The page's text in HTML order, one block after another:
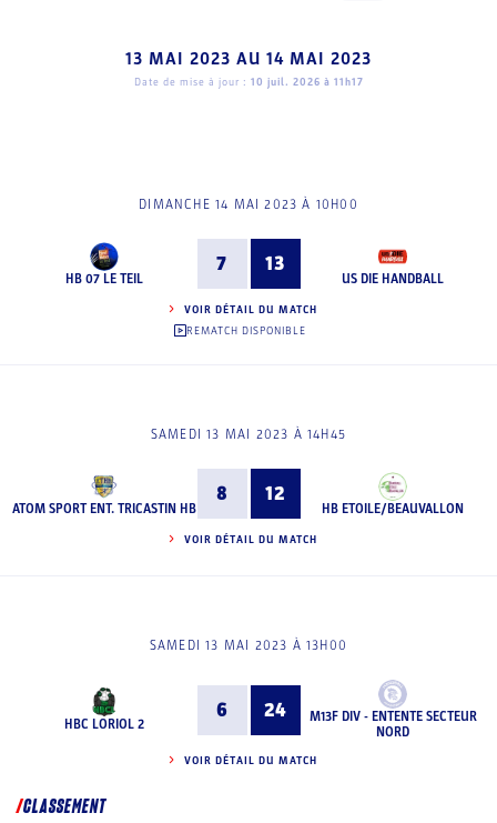
13 MAI 2023 AU 14 MAI 2023
Date de mise à jour : 10 juil. 2026 à 11h17
DIMANCHE 14 MAI 2023 À 10H00
HB 07 LE TEIL
7 13
US DIE HANDBALL
VOIR DÉTAIL DU MATCH
REMATCH DISPONIBLE
SAMEDI 13 MAI 2023 À 14H45
ATOM SPORT ENT. TRICASTIN HB
8 12
HB ETOILE/BEAUVALLON
VOIR DÉTAIL DU MATCH
SAMEDI 13 MAI 2023 À 13H00
HBC LORIOL 2
6 24
M13F DIV - ENTENTE SECTEUR
NORD
VOIR DÉTAIL DU MATCH
CLASSEMENT